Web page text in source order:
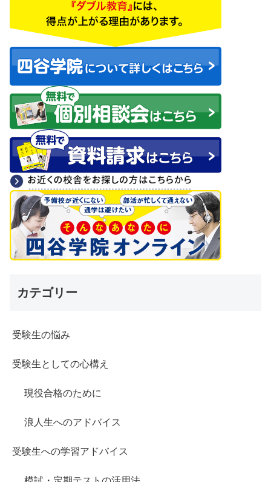
カテゴリー
受験生の悩み
受験生としての心構え
現役合格のために
浪人生へのアドバイス
受験生への学習アドバイス